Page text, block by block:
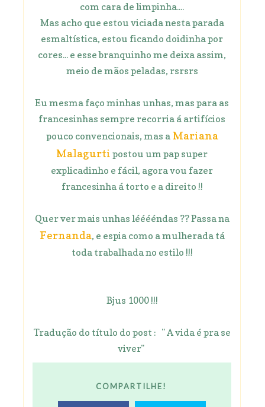
com cara de limpinha....
Mas acho que estou viciada nesta parada
esmaltística, estou ficando doidinha por
cores... e esse branquinho me deixa assim,
meio de mãos peladas, rsrsrs
Eu mesma faço minhas unhas, mas para as
francesinhas sempre recorria á artifícios
pouco convencionais, mas a Mariana
Malagurti postou um pap super
explicadinho e fácil, agora vou fazer
francesinha á torto e a direito !!
Quer ver mais unhas lééééndas ?? Passa na
Fernanda, e espia como a mulherada tá
toda trabalhada no estilo !!!
Bjus 1000 !!!
Tradução do título do post : " A vida é pra se
viver"
COMPARTILHE!